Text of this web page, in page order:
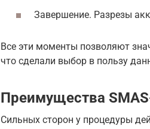
Завершение. Разрезы
Все эти моменты позволяют
что сделали выбор в пользу
Преимущества
Сильных сторон у процедуры